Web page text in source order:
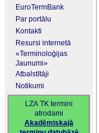
EuroTermBank
Par portālu
Kontakti
Resursi internetā
«Terminoloģijas
Jaunumi»
Atbalstītāji
Notikumi
LZA TK termini
atrodami
Akadēmiskajā